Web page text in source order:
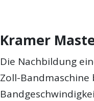
Kramer
Die Nachbildung
Zoll-